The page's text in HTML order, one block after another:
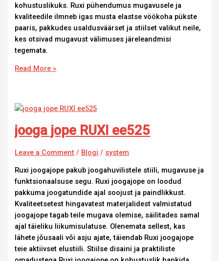
kohustuslikuks. Ruxi pühendumus mugavusele ja
kvaliteedile ilmneb igas musta elastse vöökoha pükste
paaris, pakkudes usaldusväärset ja stiilset valikut neile,
kes otsivad mugavust välimuses järeleandmisi
tegemata.
Read More »
jooga jope RUXI ee525
Leave a Comment / Blogi / system
Ruxi joogajope pakub joogahuvilistele stiili, mugavuse ja
funktsionaalsuse segu. Ruxi joogajope on loodud
pakkuma joogatundide ajal soojust ja paindlikkust.
Kvaliteetsetest hingavatest materjalidest valmistatud
joogajope tagab teile mugava olemise, säilitades samal
ajal täieliku liikumisulatuse. Olenemata sellest, kas
lähete jõusaali või asju ajate, täiendab Ruxi joogajope
teie aktiivset elustiili. Stiilse disaini ja praktiliste